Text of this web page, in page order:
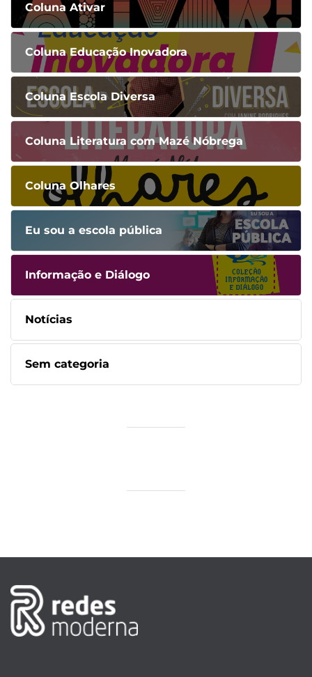
Coluna Ativar
Coluna Educação Inovadora
Coluna Escola Diversa
Coluna Literatura com Mazé Nóbrega
Coluna Olhares
Eu sou a escola pública
Informação e Diálogo
Notícias
Sem categoria